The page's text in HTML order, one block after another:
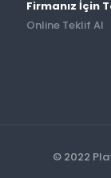
Firmanız İçin
Online Teklif Al
© 2022